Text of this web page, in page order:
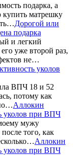
подарка, а
матрешку
Дорогой или
подарка
и легкий
уже второй раз,
не…
уколов
ВПЧ 18 и 52
потому как
Аллокин
уколов при ВПЧ
мужу
того, как
Аллокин
уколов при ВПЧ